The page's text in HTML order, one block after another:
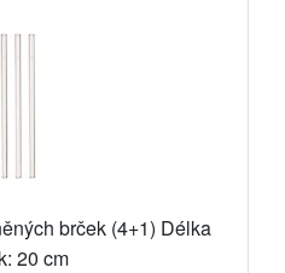
brček (4+1) Délka
20 cm